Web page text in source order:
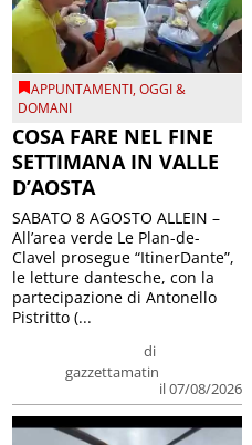
APPUNTAMENTI,OGGI &
DOMANI
COSA FARE NEL FINE
SETTIMANA IN VALLE
D’AOSTA
di
gazzettamatin
il 07/08/2026
SABATO 8 AGOSTO ALLEIN –
All’area verde Le Plan-de-
Clavel prosegue “ItinerDante”,
le letture dantesche, con la
partecipazione di Antonello
Pistritto (...